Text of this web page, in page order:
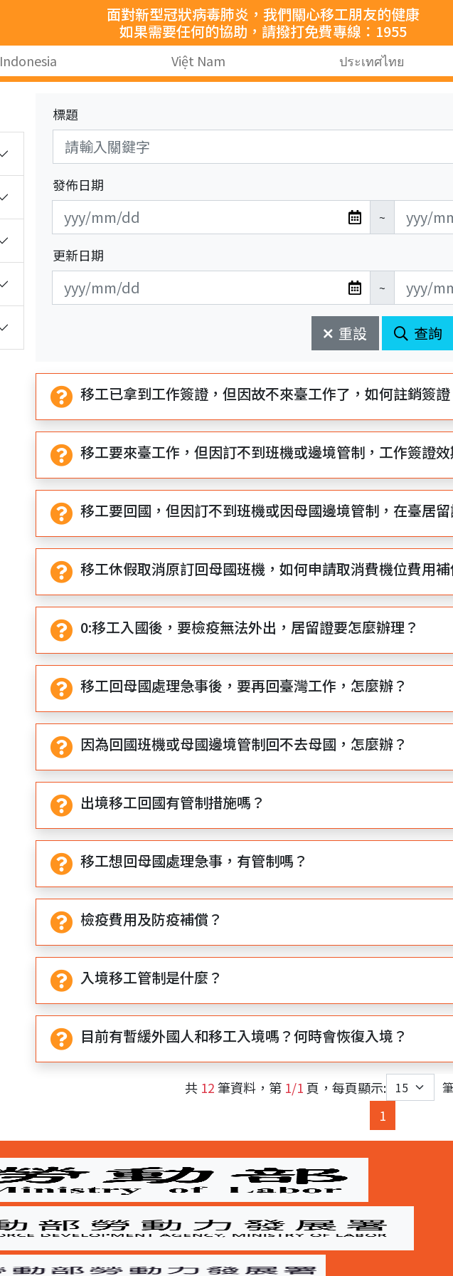
面對新型冠狀病毒肺炎，我們關心移工朋友的健康
如果需要任何的協助，請撥打免費專線：1955
Indonesia Việt Nam ประเทศไทย
標題
發佈日期
日
期
開
始
~
日
期
結
束
更新日期
始
~
束
重設 查詢
移工已拿到工作簽證，但因故不來臺工作了，如何註銷簽證
移工要來臺工作，但因訂不到班機或邊境管制，工作簽證
移工要回國，但因訂不到班機或因母國邊境管制，在臺居
移工休假取消原訂回母國班機，如何申請取消費機位費用補
0:移工入國後，要檢疫無法外出，居留證要怎麼辦理？
移工回母國處理急事後，要再回臺灣工作，怎麼辦？
因為回國班機或母國邊境管制回不去母國，怎麼辦？
出境移工回國有管制措施嗎？
移工想回母國處理急事，有管制嗎？
檢疫費用及防疫補償？
入境移工管制是什麼？
目前有暫緩外國人和移工入境嗎？何時會恢復入境？
共 12 筆資料，第 1/1 頁，每頁顯示:
1